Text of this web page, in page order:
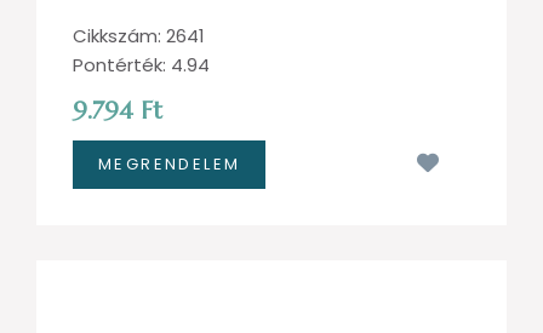
Cikkszám: 2641
Pontérték: 4.94
9.794 Ft